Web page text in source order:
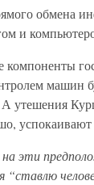
обмена
и
компоненты
машин
утешения
эти
“ставлю